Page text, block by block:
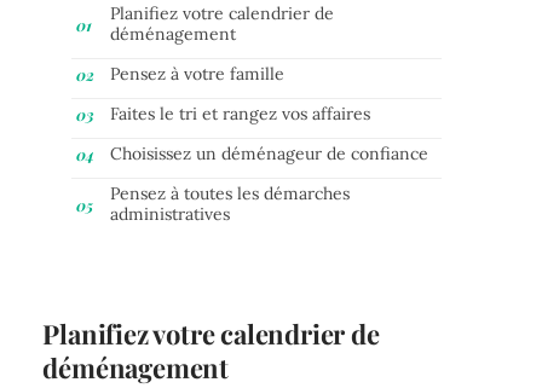
Planifiez votre calendrier de
déménagement
Pensez à votre famille
Faites le tri et rangez vos affaires
Choisissez un déménageur de confiance
Pensez à toutes les démarches
administratives
Planifiez votre calendrier de
déménagement